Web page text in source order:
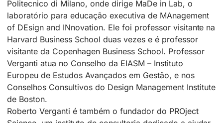
Politecnico di Milano, onde dirige MaDe in Lab, o
laboratório para educação executiva de MAnagement
of DEsign and INnovation. Ele foi professor visitante na
Harvard Business School duas vezes e é professor
visitante da Copenhagen Business School. Professor
Verganti atua no Conselho da EIASM – Instituto
Europeu de Estudos Avançados em Gestão, e nos
Conselhos Consultivos do Design Management Institute
de Boston.
Roberto Verganti é também o fundador do PROject